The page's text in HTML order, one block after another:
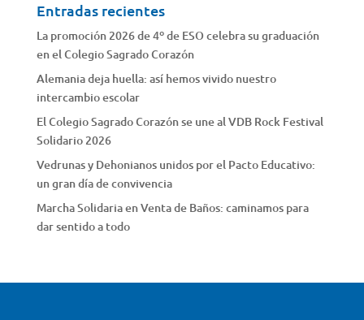
Entradas recientes
La promoción 2026 de 4º de ESO celebra su graduación
en el Colegio Sagrado Corazón
Alemania deja huella: así hemos vivido nuestro
intercambio escolar
El Colegio Sagrado Corazón se une al VDB Rock Festival
Solidario 2026
Vedrunas y Dehonianos unidos por el Pacto Educativo:
un gran día de convivencia
Marcha Solidaria en Venta de Baños: caminamos para
dar sentido a todo